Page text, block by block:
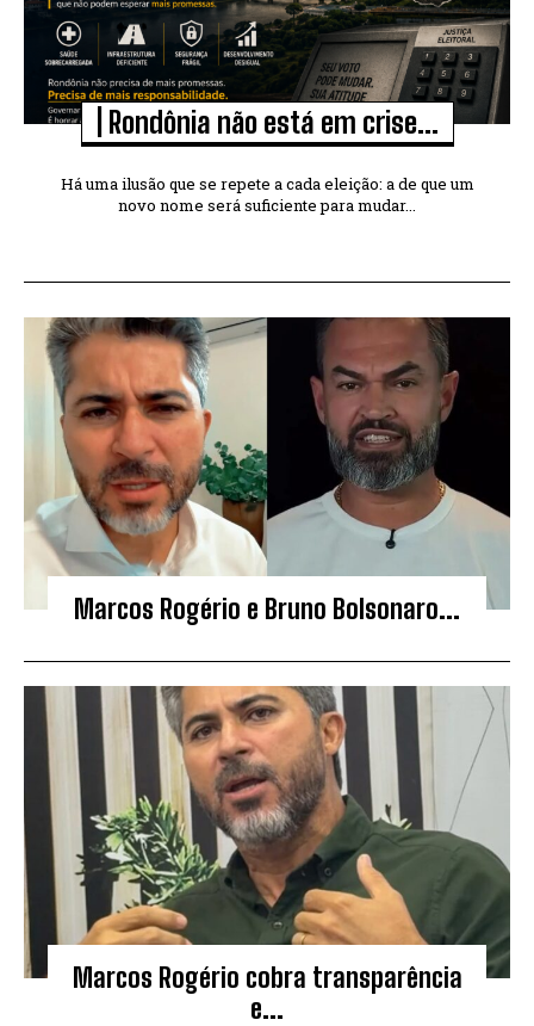
| Rondônia não está em crise...
Há uma ilusão que se repete a cada eleição: a de que um
novo nome será suficiente para mudar...
Marcos Rogério e Bruno Bolsonaro...
Marcos Rogério cobra transparência
e...